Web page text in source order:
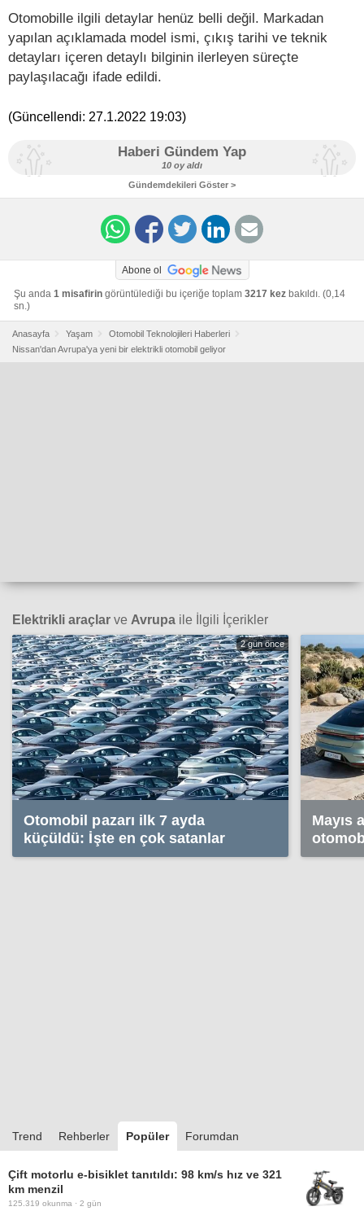
Otomobille ilgili detaylar henüz belli değil. Markadan
yapılan açıklamada model ismi, çıkış tarihi ve teknik
detayları içeren detaylı bilginin ilerleyen süreçte
paylaşılacağı ifade edildi.
(Güncellendi: 27.1.2022 19:03)
Haberi Gündem Yap
10 oy aldı
Gündemdekileri Göster >
Abone ol
Şu anda 1 misafirin görüntülediği bu içeriğe toplam 3217 kez bakıldı. (0,14
sn.)
Anasayfa Yaşam
Otomobil Teknolojileri Haberleri
Nissan'dan Avrupa'ya yeni bir elektrikli otomobil geliyor
Elektrikli araçlar ve Avrupa ile İlgili İçerikler
2 gün önce
Otomobil pazarı ilk 7 ayda
küçüldü: İşte en çok satanlar
Mayıs
zirve
Trend Rehberler Popüler Forumdan
Çift motorlu e-bisiklet tanıtıldı: 98 km/s hız ve 321
km menzil
125.319 okunma · 2 gün